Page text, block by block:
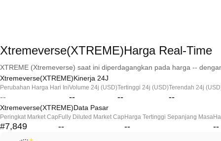
Xtremeverse(XTREME)Harga Real-Time
XTREME (Xtremeverse) saat ini diperdagangkan pada harga --
Xtremeverse(XTREME)Kinerja 24J
Perubahan Harga Hari Ini
--
Volume 24j (USD)
--
Tertinggi 24j (USD)
--
Terendah 24j
--
Xtremeverse(XTREME)Data Pasar
Peringkat Market Cap
#7,849
Fully Diluted Market Cap
--
Harga Tertinggi Sepanjang Masa
-- --